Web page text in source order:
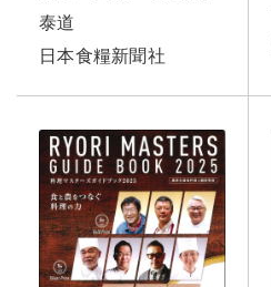
泰道
日本食糧新聞社